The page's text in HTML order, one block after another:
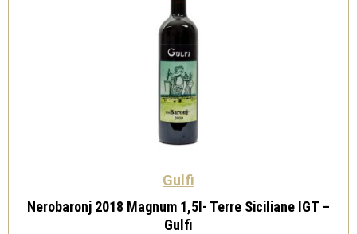
Gulfi
Nerobaronj 2018 Magnum 1,5l- Terre Siciliane IGT –
Gulfi